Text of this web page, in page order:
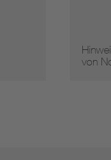
Mit